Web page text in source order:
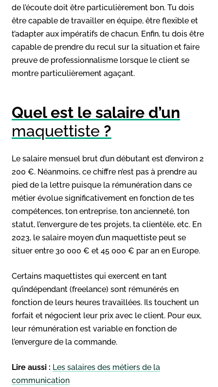
de l’écoute doit être particulièrement bon. Tu dois
être capable de travailler en équipe, être flexible et
t’adapter aux impératifs de chacun. Enfin, tu dois être
capable de prendre du recul sur la situation et faire
preuve de professionnalisme lorsque le client se
montre particulièrement agaçant.
Quel est le salaire d’un
maquettiste ?
Le salaire mensuel brut d’un débutant est d’environ 2
200 €. Néanmoins, ce chiffre n’est pas à prendre au
pied de la lettre puisque la rémunération dans ce
métier évolue significativement en fonction de tes
compétences, ton entreprise, ton ancienneté, ton
statut, l’envergure de tes projets, ta clientèle, etc. En
2023, le salaire moyen d’un maquettiste peut se
situer entre 30 000 € et 45 000 € par an en Europe.
Certains maquettistes qui exercent en tant
qu’indépendant (freelance) sont rémunérés en
fonction de leurs heures travaillées. Ils touchent un
forfait et négocient leur prix avec le client. Pour eux,
leur rémunération est variable en fonction de
l’envergure de la commande.
Lire aussi : Les salaires des métiers de la
communication